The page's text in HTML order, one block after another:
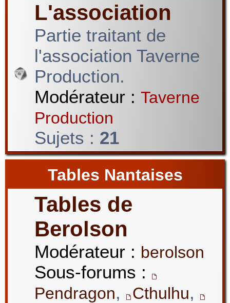
L'association
Partie traitant de
l'association Taverne
Production.
Modérateur : Taverne
Production
Sujets : 21
Tables Nantaises
Tables de
Berolson
Modérateur : berolson
Sous-forums :
Pendragon, Cthulhu,